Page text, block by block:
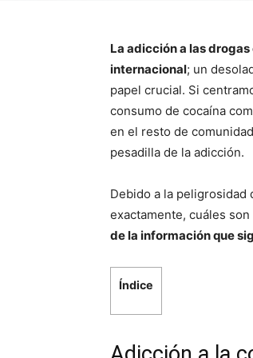
La adicción a las
internacional; un
papel crucial. Si
consumo de cocaína
en el resto de
pesadilla de la adicción.
Debido a la peligrosidad
exactamente, cuáles
de la información que
Índice